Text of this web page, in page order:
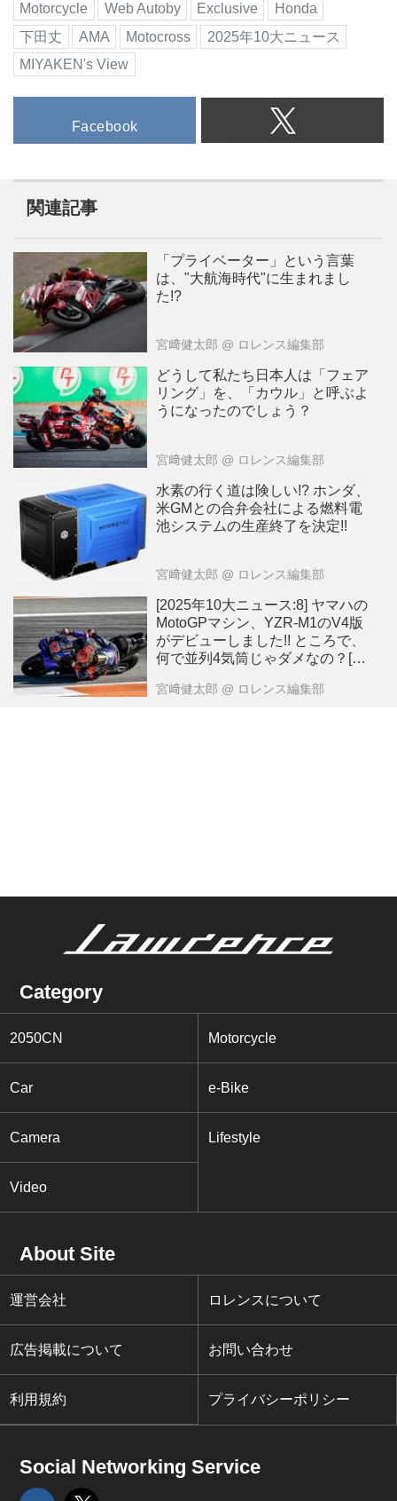
Motorcycle Web Autoby Exclusive
Honda
下田丈
AMA Motocross
2025年10大ニュース
MIYAKEN's View
Facebook
関連記事
「プライベーター」という言葉
は、"大航海時代"に生まれまし
た!?
宮﨑健太郎 @ ロレンス編集部
どうして私たち日本人は「フェア
リング」を、「カウル」と呼ぶよ
うになったのでしょう？
宮﨑健太郎 @ ロレンス編集部
水素の行く道は険しい!? ホンダ、
米GMとの合弁会社による燃料電
池システムの生産終了を決定!!
宮﨑健太郎 @ ロレンス編集部
[2025年10大ニュース:8] ヤマハの
MotoGPマシン、YZR-M1のV4版
がデビューしました!! ところで、
何で並列4気筒じゃダメなの？[動
宮﨑健太郎 @ ロレンス編集部
Category
2050CN Motorcycle
Car e-Bike
Camera Lifestyle
Video
About Site
運営会社 ロレンスについて
広告掲載について お問い合わせ
利用規約 プライバシーポリシー
Social Networking Service